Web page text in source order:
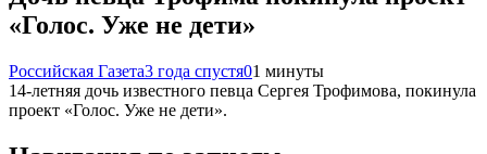
«Голос. Уже не дети»
Российская Газета3 года спустя01 минуты
14-летняя дочь известного певца Сергея Трофимова, покинула
проект «Голос. Уже не дети».